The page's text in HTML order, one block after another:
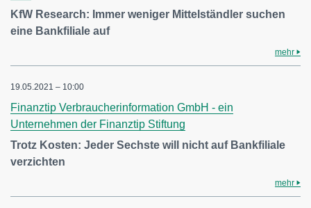
KfW Research: Immer weniger Mittelständler suchen
eine Bankfiliale auf
mehr
19.05.2021 – 10:00
Finanztip Verbraucherinformation GmbH - ein
Unternehmen der Finanztip Stiftung
Trotz Kosten: Jeder Sechste will nicht auf Bankfiliale
verzichten
mehr